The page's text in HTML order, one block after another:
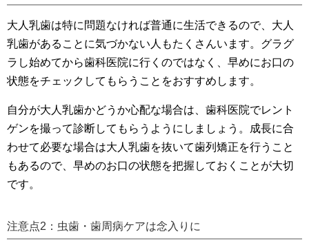
大人乳歯は特に問題なければ普通に生活できるので、大人
乳歯があることに気づかない人もたくさんいます。グラグ
ラし始めてから歯科医院に行くのではなく、早めにお口の
状態をチェックしてもらうことをおすすめします。
自分が大人乳歯かどうか心配な場合は、歯科医院でレント
ゲンを撮って診断してもらうようにしましょう。成長に合
わせて必要な場合は大人乳歯を抜いて歯列矯正を行うこと
もあるので、早めのお口の状態を把握しておくことが大切
です。
注意点2：虫歯・歯周病ケアは念入りに